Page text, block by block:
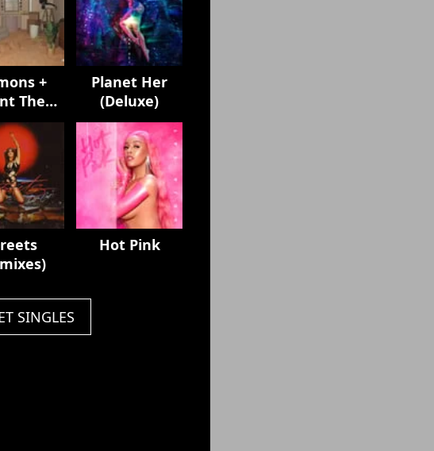
+
The
Red
Planet Her
(Deluxe)
Hot Pink
SINGLES